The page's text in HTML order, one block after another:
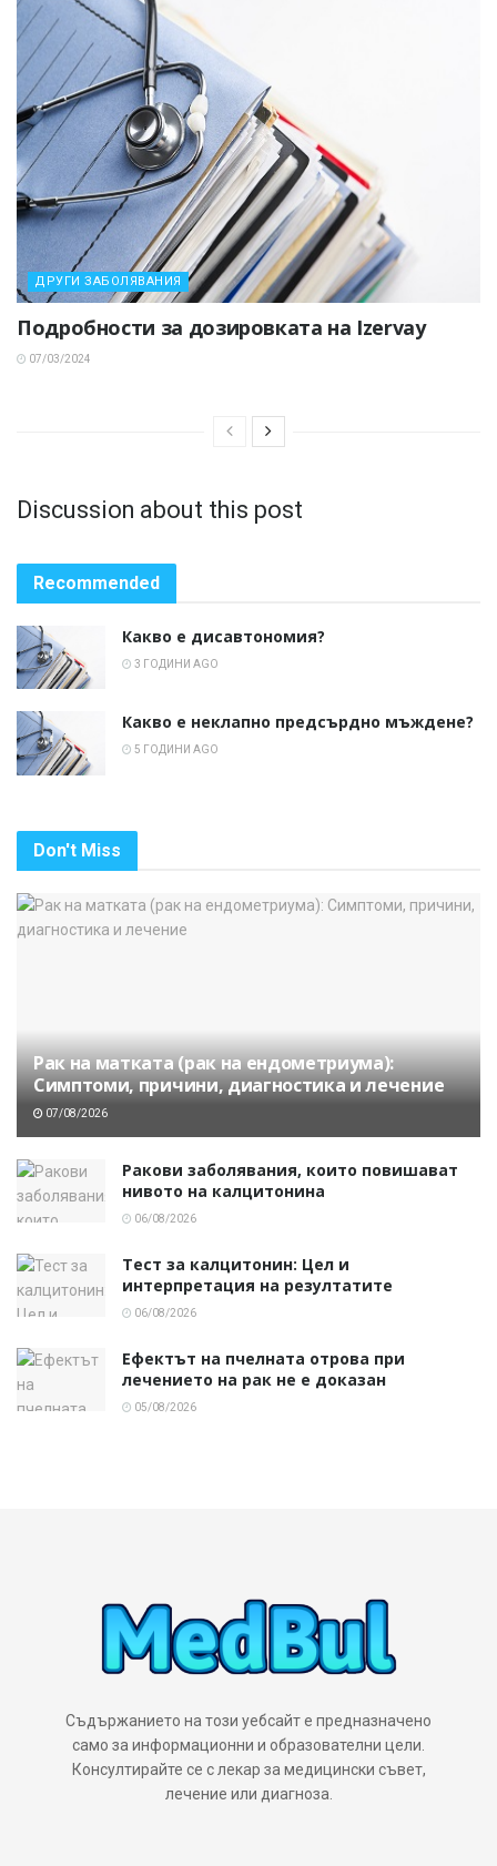
ДРУГИ ЗАБОЛЯВАНИЯ
Подробности за дозировката на Izervay
07/03/2024
Discussion about this post
Recommended
Какво е дисавтономия?
3 ГОДИНИ AGO
Какво е неклапно предсърдно мъждене?
5 ГОДИНИ AGO
Don't Miss
Рак на матката (рак на ендометриума):
Симптоми, причини, диагностика и лечение
07/08/2026
Ракови заболявания, които повишават
нивото на калцитонина
06/08/2026
Тест за калцитонин: Цел и
интерпретация на резултатите
06/08/2026
Ефектът на пчелната отрова при
лечението на рак не е доказан
05/08/2026
Съдържанието на този уебсайт е предназначено
само за информационни и образователни цели.
Консултирайте се с лекар за медицински съвет,
лечение или диагноза.